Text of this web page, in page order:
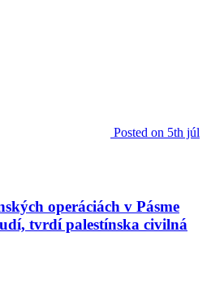
Posted on 5th júl
operáciách v Pásme
tvrdí palestínska civilná